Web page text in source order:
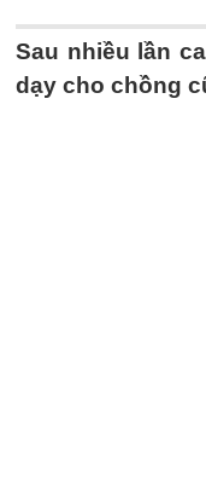
Sau nhiều lần
dạy cho chồng